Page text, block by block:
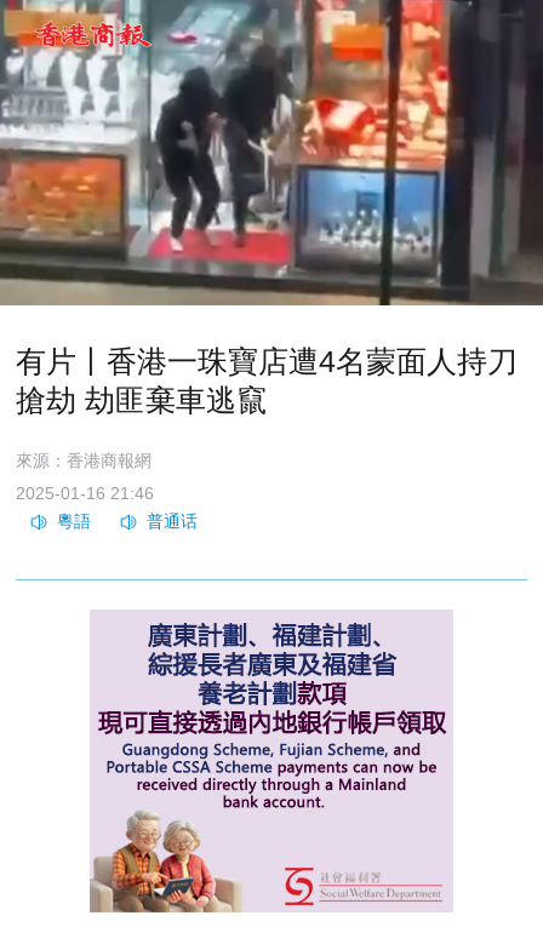
有片丨香港一珠寶店遭4名蒙面人持刀
搶劫 劫匪棄車逃竄
來源：香港商報網
2025-01-16 21:46